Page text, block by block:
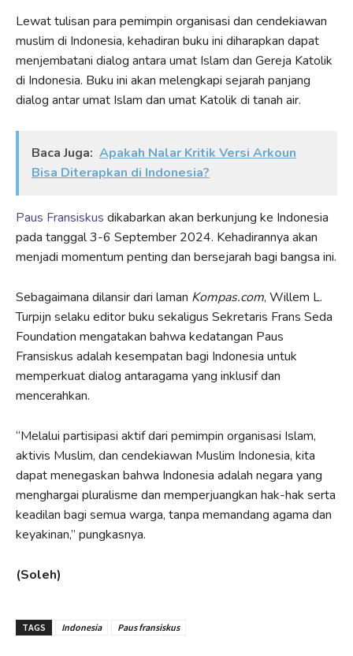
Lewat tulisan para pemimpin organisasi dan cendekiawan
muslim di Indonesia, kehadiran buku ini diharapkan dapat
menjembatani dialog antara umat Islam dan Gereja Katolik
di Indonesia. Buku ini akan melengkapi sejarah panjang
dialog antar umat Islam dan umat Katolik di tanah air.
Baca Juga: Apakah Nalar Kritik Versi Arkoun
Bisa Diterapkan di Indonesia?
Paus Fransiskus dikabarkan akan berkunjung ke Indonesia
pada tanggal 3-6 September 2024. Kehadirannya akan
menjadi momentum penting dan bersejarah bagi bangsa ini.
Sebagaimana dilansir dari laman Kompas.com, Willem L.
Turpijn selaku editor buku sekaligus Sekretaris Frans Seda
Foundation mengatakan bahwa kedatangan Paus
Fransiskus adalah kesempatan bagi Indonesia untuk
memperkuat dialog antaragama yang inklusif dan
mencerahkan.
“Melalui partisipasi aktif dari pemimpin organisasi Islam,
aktivis Muslim, dan cendekiawan Muslim Indonesia, kita
dapat menegaskan bahwa Indonesia adalah negara yang
menghargai pluralisme dan memperjuangkan hak-hak serta
keadilan bagi semua warga, tanpa memandang agama dan
keyakinan,” pungkasnya.
(Soleh)
TAGS Indonesia Paus fransiskus